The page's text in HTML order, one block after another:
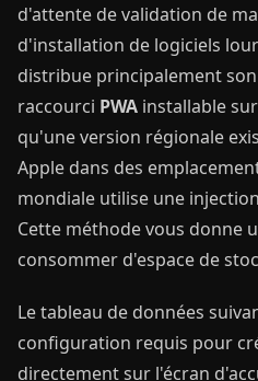
d'attente de validation de
d'installation de logiciels
distribue principalement
raccourci PWA installable sur
qu'une version régionale
Apple dans des
mondiale utilise une
Cette méthode vous donne
consommer d'espace de
Le tableau de données
configuration requis pour
directement sur l'écran